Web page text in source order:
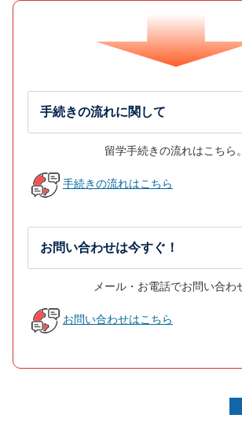
手続きの流れに関して
留学手続きの流れはこちら。
手続きの流れはこちら
お問い合わせは今すぐ！
メール・お電話でお問い合わ
お問い合わせはこちら